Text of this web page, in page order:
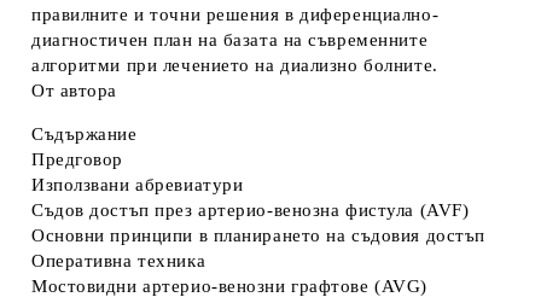
правилните и точни решения в диференциално-
диагностичен план на базата на съвременните
алгоритми при лечението на диализно болните.
От автора
Съдържание
Предговор
Използвани абревиатури
Съдов достъп през артерио-венозна фистула (AVF)
Основни принципи в планирането на съдовия достъп
Оперативна техника
Мостовидни артерио-венозни графтове (AVG)